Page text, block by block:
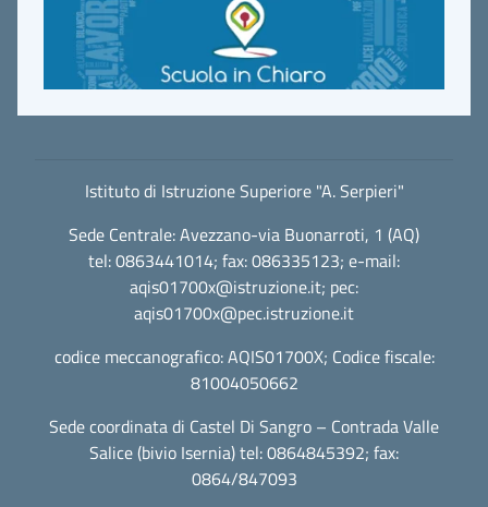
Istituto di Istruzione Superiore "A. Serpieri"
Sede Centrale: Avezzano-via Buonarroti, 1 (AQ)
tel: 0863441014; fax: 086335123; e-mail:
aqis01700x@istruzione.it; pec:
aqis01700x@pec.istruzione.it
codice meccanografico: AQIS01700X; Codice fiscale:
81004050662
Sede coordinata di Castel Di Sangro – Contrada Valle
Salice (bivio Isernia) tel: 0864845392; fax:
0864/847093